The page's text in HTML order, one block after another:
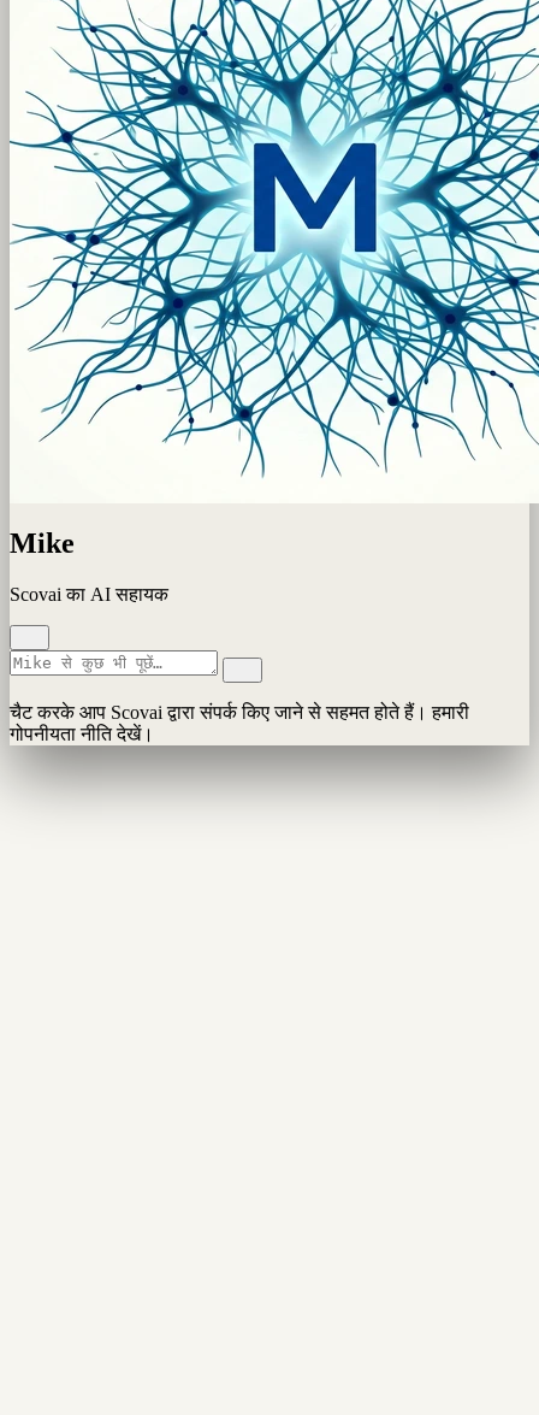
Mike
Scovai का AI सहायक
चैट करके आप Scovai द्वारा संपर्क किए जाने से सहमत होते हैं। हमारी
गोपनीयता नीति देखें।